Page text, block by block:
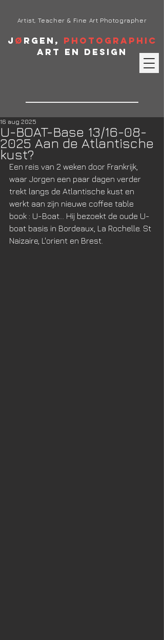
J ø rgen, Photographic
Art en Design
Artist, Teacher & Fine Art Photographer
U-BOAT-Base 13/16-08-
2025 Aan de Atlantische
kust?
16 aug 2025
Een reis van 2 weken door Frankrijk,
waar Jorgen een paar dagen verder
trekt langs de Atlantische kust en
werkt aan zijn nieuwe coffee table
book : U-Boat... Hij bezoekt de oude U-
boat basis in Bordeaux, La Rochelle. St
Naizaire, L'orient en Brest.